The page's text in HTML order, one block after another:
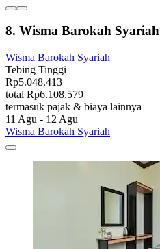
8. Wisma Barokah Syariah
Wisma Barokah Syariah
Tebing Tinggi
Rp5.048.413
total Rp6.108.579
termasuk pajak & biaya lainnya
11 Agu - 12 Agu
Wisma Barokah Syariah